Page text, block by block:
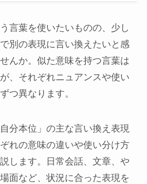
言葉を使いたいものの、少し
別の表現に言い換えたいと感
んか。似た意味を持つ言葉は
、それぞれニュアンスや使い
つ異なります。
分本位」の主な言い換え表現
れの意味の違いや使い分け方
します。日常会話、文章、や
面など、状況に合った表現を